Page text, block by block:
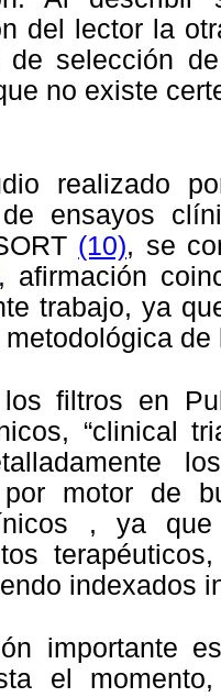
del lector la
de selección
no existe
realizado
ensayos
(10), se
, afirmación
trabajo, ya
metodológica
filtros en
“clinical
por motor de
, ya
indexados
importante
el